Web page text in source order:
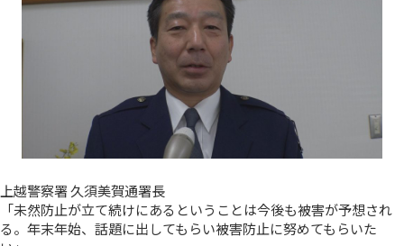
上越警察署 久須美賀通署長
「未然防止が立て続けにあるということは今後も被害が予想され
る。年末年始、話題に出してもらい被害防止に努めてもらいた